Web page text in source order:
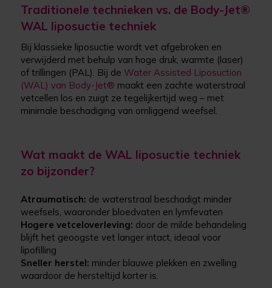
Traditionele technieken vs. de Body-Jet®
WAL liposuctie techniek
Bij klassieke liposuctie wordt vet afgebroken en
verwijderd met behulp van hoge druk, warmte (laser)
of trillingen (PAL). Bij de Water Assisted Liposuction
(WAL) van Body-Jet® maakt een zachte waterstraal
vetcellen los en zuigt ze tegelijkertijd weg – met
minimale beschadiging van omliggend weefsel.
Wat maakt de WAL liposuctie techniek
zo bijzonder?
Atraumatisch: de waterstraal beschadigt minder
weefsels, waaronder bloedvaten en lymfevaten
Hogere vetceloverleving: door de milde behandeling
blijft het geoogste vet langer intact, ideaal voor
lipofilling
Sneller herstel: minder blauwe plekken en zwelling
waardoor de hersteltijd korter is.